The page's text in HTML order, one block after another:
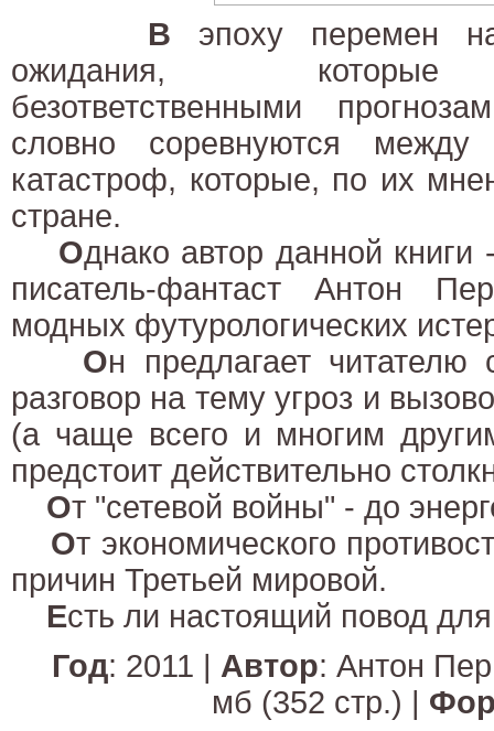
В эпоху перемен
ожидания, которые
безответственными
словно соревнуются
катастроф, которые, по их
стране.
Однако автор данной
писатель-фантаст Антон
модных футурологических
Он предлагает
разговор на тему угроз и
(а чаще всего и многим
предстоит действительно
От "сетевой войны" - до
От экономического
причин Третьей мировой.
Есть ли настоящий повод
Год: 2011 | Автор: Антон
мб (352 стр.) |